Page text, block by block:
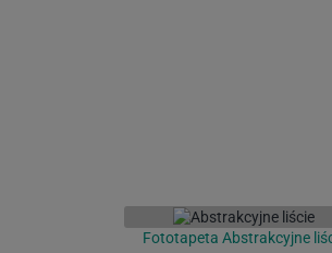
Fototapeta Abstrakcyjne